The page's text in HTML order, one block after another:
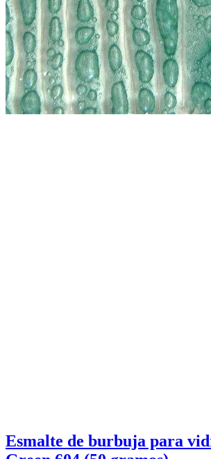
Esmalte de burbuja para